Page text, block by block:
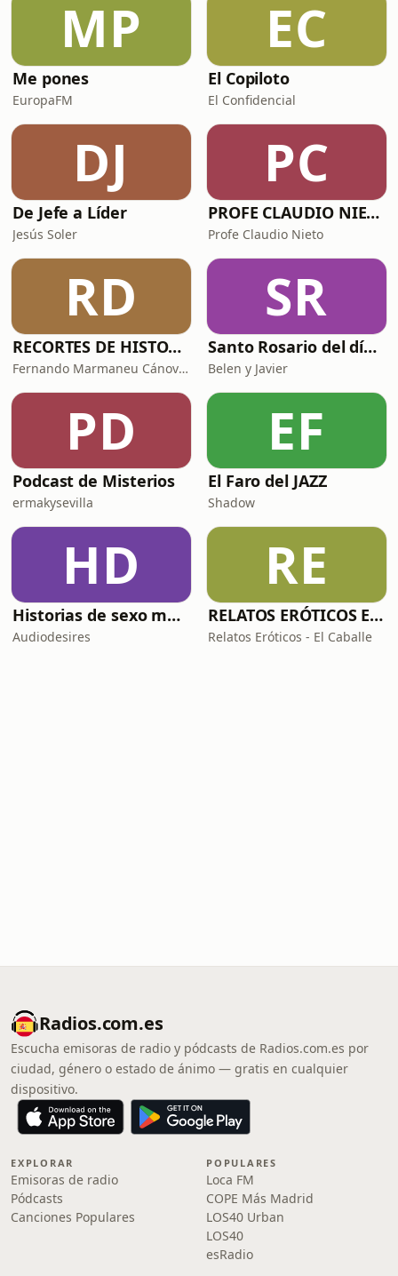
MP
Me pones
EuropaFM
EC
El Copiloto
El Confidencial
DJ
De Jefe a Líder
Jesús Soler
PC
PROFE CLAUDIO NIETO
Profe Claudio Nieto
RD
RECORTES DE HISTORIA Y CIENCIA
Fernando Marmaneu Cánovas
SR
Santo Rosario del día. 🙏 Reza con nosotros en castellano 🇪🇸
Belen y Javier
PD
Podcast de Misterios
ermakysevilla
EF
El Faro del JAZZ
Shadow
HD
Historias de sexo muy intensas y calientes
Audiodesires
RE
RELATOS ERÓTICOS El Caballero Oscuro
Relatos Eróticos - El Caballe
Radios.com.es
Escucha emisoras de radio y pódcasts de Radios.com.es por
ciudad, género o estado de ánimo — gratis en cualquier
dispositivo.
EXPLORAR
Emisoras de radio
Pódcasts
Canciones Populares
POPULARES
Loca FM
COPE Más Madrid
LOS40 Urban
LOS40
esRadio